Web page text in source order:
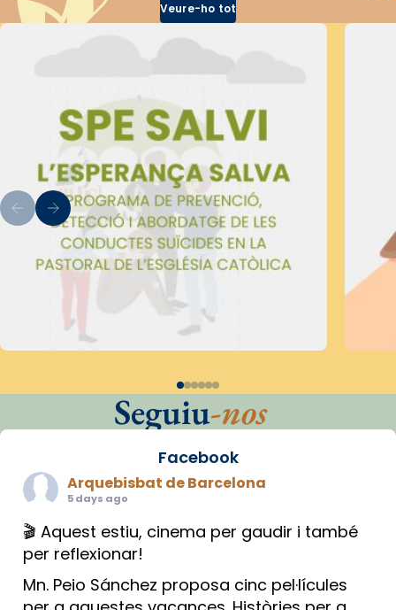
Veure-ho tot
Seguiu-nos
Facebook
Arquebisbat de Barcelona
5 days ago
🎬 Aquest estiu, cinema per gaudir i també
per reflexionar!
Mn. Peio Sánchez proposa cinc pel·lícules